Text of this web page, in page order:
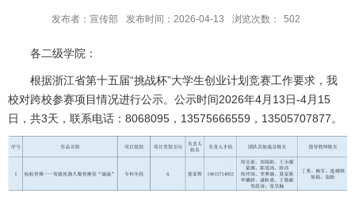
发布者：宣传部 发布时间：2026-04-13 浏览次数： 502
各二级学院：
根据浙江省第十五届“挑战杯”大学生创业计划竞赛工作要求，我
校对跨校参赛项目情况进行公示。公示时间2026年4月13日-4月15
日，共3天，联系电话：8068095，13575666559，13505707877。